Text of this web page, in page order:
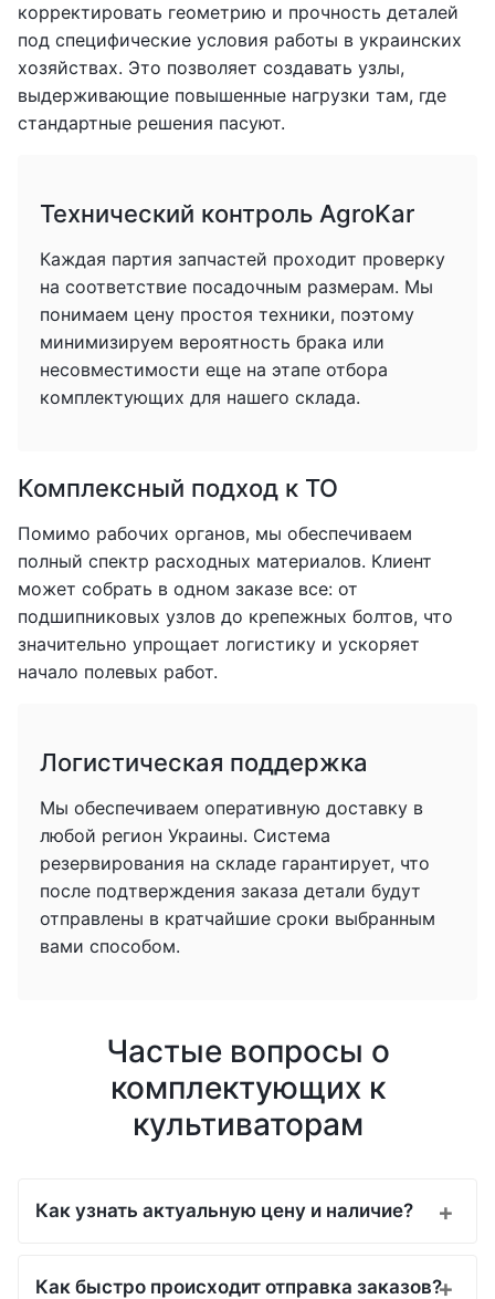
корректировать геометрию и прочность деталей
под специфические условия работы в украинских
хозяйствах. Это позволяет создавать узлы,
выдерживающие повышенные нагрузки там, где
стандартные решения пасуют.
Технический контроль AgroKar
Каждая партия запчастей проходит проверку
на соответствие посадочным размерам. Мы
понимаем цену простоя техники, поэтому
минимизируем вероятность брака или
несовместимости еще на этапе отбора
комплектующих для нашего склада.
Комплексный подход к ТО
Помимо рабочих органов, мы обеспечиваем
полный спектр расходных материалов. Клиент
может собрать в одном заказе все: от
подшипниковых узлов до крепежных болтов, что
значительно упрощает логистику и ускоряет
начало полевых работ.
Логистическая поддержка
Мы обеспечиваем оперативную доставку в
любой регион Украины. Система
резервирования на складе гарантирует, что
после подтверждения заказа детали будут
отправлены в кратчайшие сроки выбранным
вами способом.
Частые вопросы о
комплектующих к
культиваторам
Как узнать актуальную цену и наличие?
Как быстро происходит отправка заказов?